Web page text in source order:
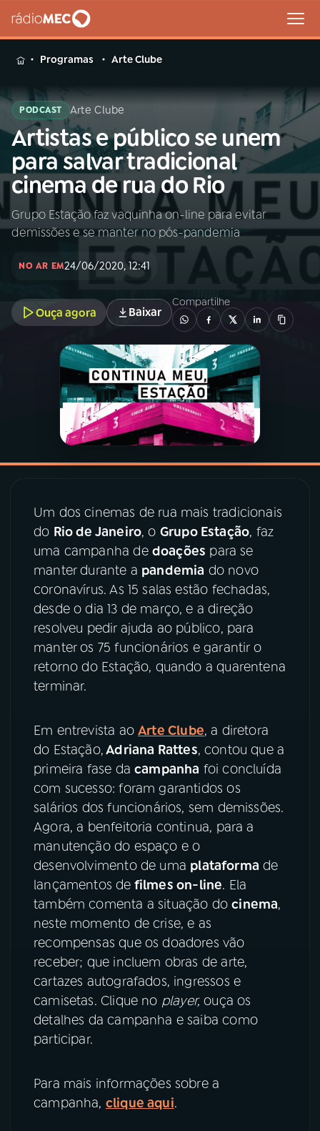
MENU
Buscar
na
Rádio
MEC
Buscar
Início AO VIVO
INÍCIO
A RÁDIO
PROGRAMAÇÃO
PROGRAMAS
PODCASTS
08PRÊMIO RÁDIO MEC
YouTube Facebook
TikTok
Programas Arte Clube
PODCAST Arte Clube
Artistas e público se unem
para salvar tradicional
cinema de rua do Rio
Grupo Estação faz vaquinha on-line para evitar
demissões e se manter no pós-pandemia
NO AR EM24/06/2020, 12:41
Ouça agora Baixar
Compartilhe
Um dos cinemas de rua mais tradicionais
do Rio de Janeiro, o Grupo Estação, faz
uma campanha de doações para se
manter durante a pandemia do novo
coronavírus. As 15 salas estão fechadas,
desde o dia 13 de março, e a direção
resolveu pedir ajuda ao público, para
manter os 75 funcionários e garantir o
retorno do Estação, quando a quarentena
terminar.
Em entrevista aoArte Clube, a diretora
do Estação,Adriana Rattes, contou que a
primeira fase dacampanha foi concluída
com sucesso: foram garantidos os
salários dos funcionários, sem demissões.
Agora, a benfeitoria continua, para a
manutenção do espaço e o
desenvolvimento de uma plataforma de
lançamentos de filmes on-line. Ela
também comenta a situação docinema,
neste momento de crise, e as
recompensas que os doadores vão
receber; que incluem obras de arte,
cartazes autografados, ingressos e
camisetas. Clique no player, ouça os
detalhes da campanha e saiba como
participar.
Para mais informações sobre a
campanha, clique aqui.